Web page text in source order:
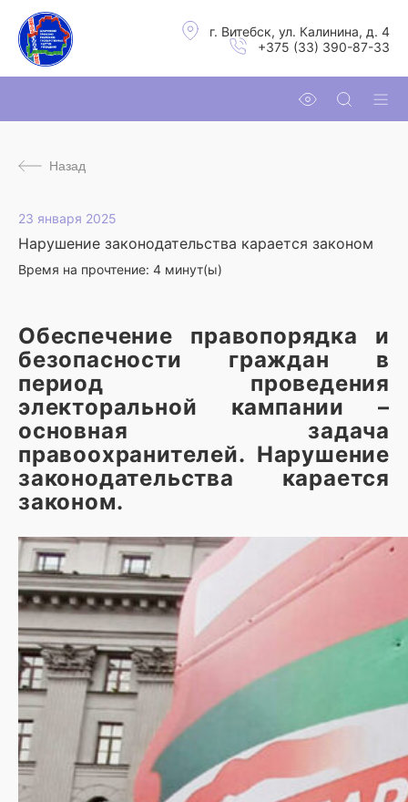
г. Витебск, ул. Калинина, д. 4
+375 (33) 390-87-33
Назад
23 января 2025
Нарушение законодательства карается законом
Время на прочтение: 4 минут(ы)
Обеспечение правопорядка и
безопасности граждан в
период проведения
электоральной кампании –
основная задача
правоохранителей. Нарушение
законодательства карается
законом.